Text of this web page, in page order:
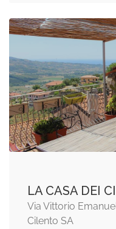
LA CASA DEI
Via Vittorio
Cilento SA